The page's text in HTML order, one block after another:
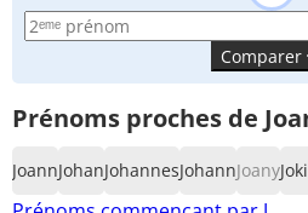
Comparer
Prénoms proches de
JoannJohanJohannesJohannJoany